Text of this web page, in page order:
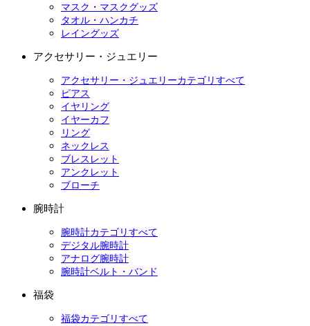
マスク・マスクグッズ
タオル・ハンカチ
レイングッズ
アクセサリー・ジュエリー
アクセサリー・ジュエリーカテゴリすべて
ピアス
イヤリング
イヤーカフ
リング
ネックレス
ブレスレット
アンクレット
ブローチ
腕時計
腕時計カテゴリすべて
デジタル腕時計
アナログ腕時計
腕時計ベルト・バンド
福袋
福袋カテゴリすべて